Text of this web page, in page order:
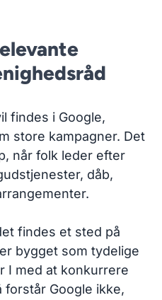
findes i Google,
store kampagner. Det
når folk leder efter
dåb,
findes et sted på
bygget som tydelige
I med at konkurrere
forstår Google ikke,